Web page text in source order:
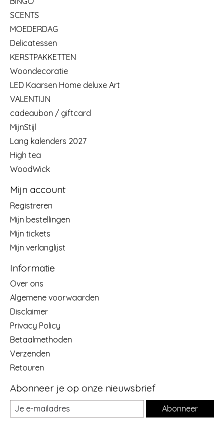
SCENTS
MOEDERDAG
Delicatessen
KERSTPAKKETTEN
Woondecoratie
LED Kaarsen Home deluxe Art
VALENTIJN
cadeaubon / giftcard
MijnStijl
Lang kalenders 2027
High tea
WoodWick
Mijn account
Registreren
Mijn bestellingen
Mijn tickets
Mijn verlanglijst
Informatie
Over ons
Algemene voorwaarden
Disclaimer
Privacy Policy
Betaalmethoden
Verzenden
Retouren
Abonneer je op onze nieuwsbrief
Abonneer